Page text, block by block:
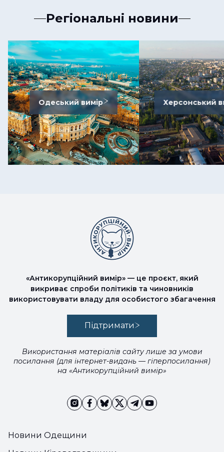
Регіональні новини
Одеський вимір Херсонський
Новини Одещини
«Антикорупційний вимір» — це проєкт, який
викриває спроби політиків та чиновників
використовувати владу для особистого збагачення
Підтримати
Використання матеріалів сайту лише за умови
посилання (для інтернет-видань — гіперпосилання)
на «Антикорупційний вимір»